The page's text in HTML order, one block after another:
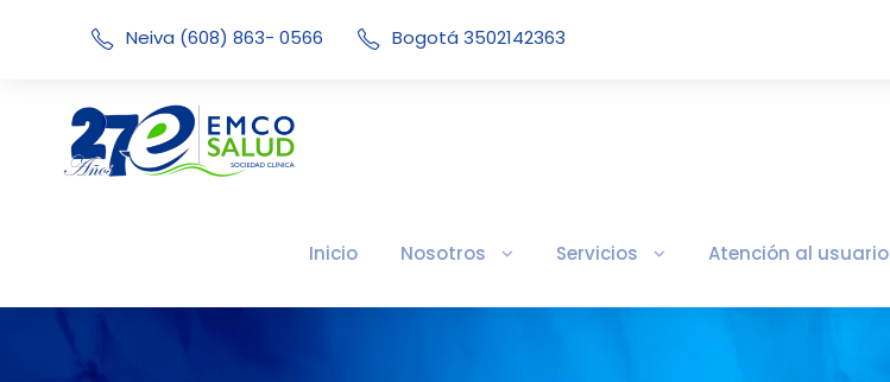
Neiva (608) 863- 0566 Bogotá 3502142363
Inicio Nosotros Servicios Atención al usuario